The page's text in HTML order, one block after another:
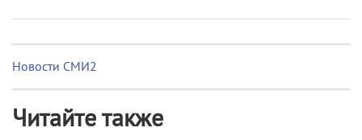
Новости СМИ2
Читайте также